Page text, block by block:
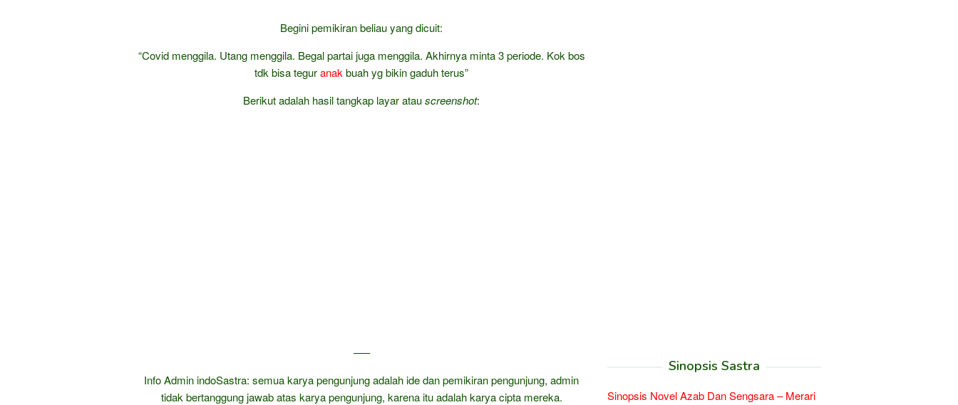
Begini pemikiran beliau yang dicuit:
“Covid menggila. Utang menggila. Begal partai juga menggila. Akhirnya minta 3 periode. Kok bos
tdk bisa teguranak buah yg bikin gaduh terus”
Berikut adalah hasil tangkap layar atauscreenshot:
—–
Info Admin indoSastra: semua karya pengunjung adalah ide dan pemikiran pengunjung, admin
tidak bertanggung jawab atas karya pengunjung, karena itu adalah karya cipta mereka.
Sinopsis Sastra
Sinopsis Novel Azab Dan Sengsara – Merari